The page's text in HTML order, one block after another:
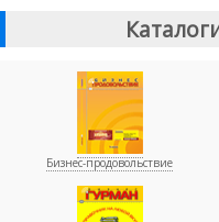
Бизнес-продовольствие